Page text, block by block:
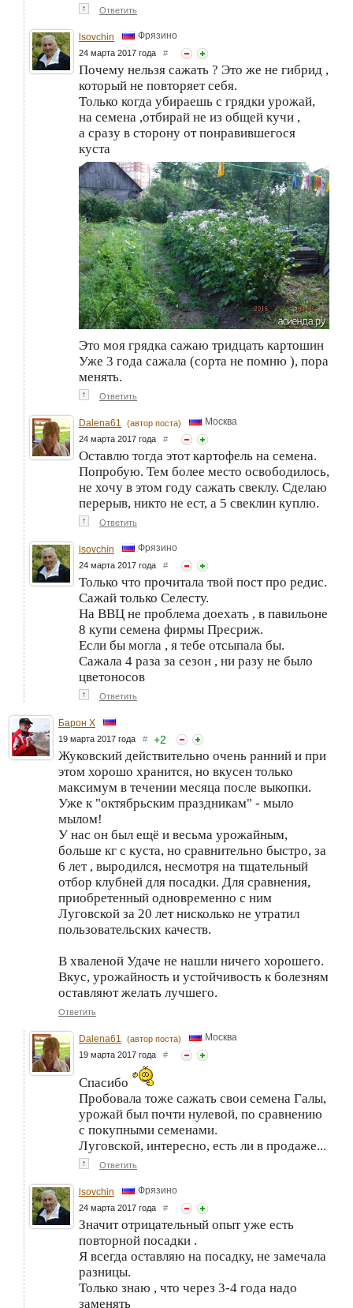
↑ Ответить
lsovchin Фрязино
24 марта 2017 года #
Почему нельзя сажать ? Это же не гибрид ,
который не повторяет себя.
Только когда убираешь с грядки урожай,
на семена ,отбирай не из общей кучи ,
а сразу в сторону от понравившегося
куста
Это моя грядка сажаю тридцать картошин
Уже 3 года сажала (сорта не помню ), пора
менять.
↑ Ответить
Dalena61 (автор поста) Москва
24 марта 2017 года #
Оставлю тогда этот картофель на семена.
Попробую. Тем более место освободилось,
не хочу в этом году сажать свеклу. Сделаю
перерыв, никто не ест, а 5 свеклин куплю.
↑ Ответить
lsovchin Фрязино
24 марта 2017 года #
Только что прочитала твой пост про редис.
Сажай только Селесту.
На ВВЦ не проблема доехать , в павильоне
8 купи семена фирмы Пресриж.
Если бы могла , я тебе отсыпала бы.
Сажала 4 раза за сезон , ни разу не было
цветоносов
↑ Ответить
Барон Х
19 марта 2017 года # +2
Жуковский действительно очень ранний и при
этом хорошо хранится, но вкусен только
максимум в течении месяца после выкопки.
Уже к "октябрьским праздникам" - мыло
мылом!
У нас он был ещё и весьма урожайным,
больше кг с куста, но сравнительно быстро, за
6 лет , выродился, несмотря на тщательный
отбор клубней для посадки. Для сравнения,
приобретенный одновременно с ним
Луговской за 20 лет нисколько не утратил
пользовательских качеств.
В хваленой Удаче не нашли ничего хорошего.
Вкус, урожайность и устойчивость к болезням
оставляют желать лучшего.
Ответить
Dalena61 (автор поста) Москва
19 марта 2017 года #
Спасибо
Пробовала тоже сажать свои семена Галы,
урожай был почти нулевой, по сравнению
с покупными семенами.
Луговской, интересно, есть ли в продаже...
↑ Ответить
lsovchin Фрязино
24 марта 2017 года #
Значит отрицательный опыт уже есть
повторной посадки .
Я всегда оставляю на посадку, не замечала
разницы.
Только знаю , что через 3-4 года надо
заменять